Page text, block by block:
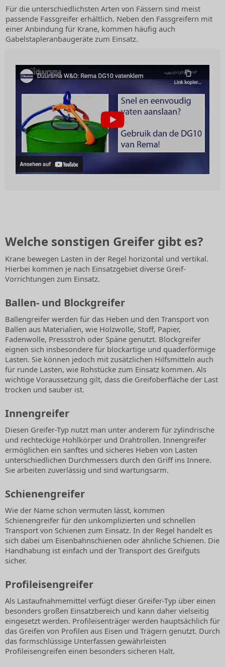
Für die unterschiedlichsten Arten von Fässern sind meist
passende Fassgreifer erhältlich. Neben den Fassgreifern mit
einer Anbindung für Krane, kommen häufig auch
Gabelstapleranbaugeräte zum Einsatz.
Welche sonstigen Greifer gibt es?
Krane bewegen Lasten in der Regel horizontal und vertikal.
Hierbei kommen je nach Einsatzgebiet diverse Greif-
Vorrichtungen zum Einsatz.
Ballen- und Blockgreifer
Ballengreifer werden für das Heben und den Transport von
Ballen aus Materialien, wie Holzwolle, Stoff, Papier,
Fadenwolle, Pressstroh oder Späne genutzt. Blockgreifer
eignen sich insbesondere für blockartige und quaderförmige
Lasten. Sie können jedoch mit zusätzlichen Hilfsmitteln auch
für runde Lasten, wie Rohstücke zum Einsatz kommen. Als
wichtige Voraussetzung gilt, dass die Greifoberfläche der Last
trocken und sauber ist.
Innengreifer
Diesen Greifer-Typ nutzt man unter anderem für zylindrische
und rechteckige Hohlkörper und Drahtrollen. Innengreifer
ermöglichen ein sanftes und sicheres Heben von Lasten
unterschiedlichen Durchmessers durch den Griff ins Innere.
Sie arbeiten zuverlässig und sind wartungsarm.
Schienengreifer
Wie der Name schon vermuten lässt, kommen
Schienengreifer für den unkomplizierten und schnellen
Transport von Schienen zum Einsatz. In der Regel handelt es
sich dabei um Eisenbahnschienen oder ähnliche Schienen. Die
Handhabung ist einfach und der Transport des Greifguts
sicher.
Profileisengreifer
Als Lastaufnahmemittel verfügt dieser Greifer-Typ über einen
besonders großen Einsatzbereich und kann daher vielseitig
eingesetzt werden. Profileisenträger werden hauptsächlich für
das Greifen von Profilen aus Eisen und Trägern genutzt. Durch
das formschlüssige Unterfassen gewährleisten
Profileisengreifen einen besonders sicheren Halt.